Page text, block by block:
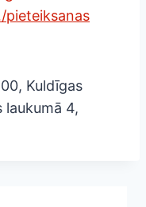
Kuldīgas
laukumā 4,